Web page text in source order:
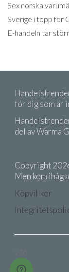
Sex norska
Sverige i topp för
E-handeln tar
för dig som är
del av Warma
Copyright
Men kom ihåg
Köpvillkor